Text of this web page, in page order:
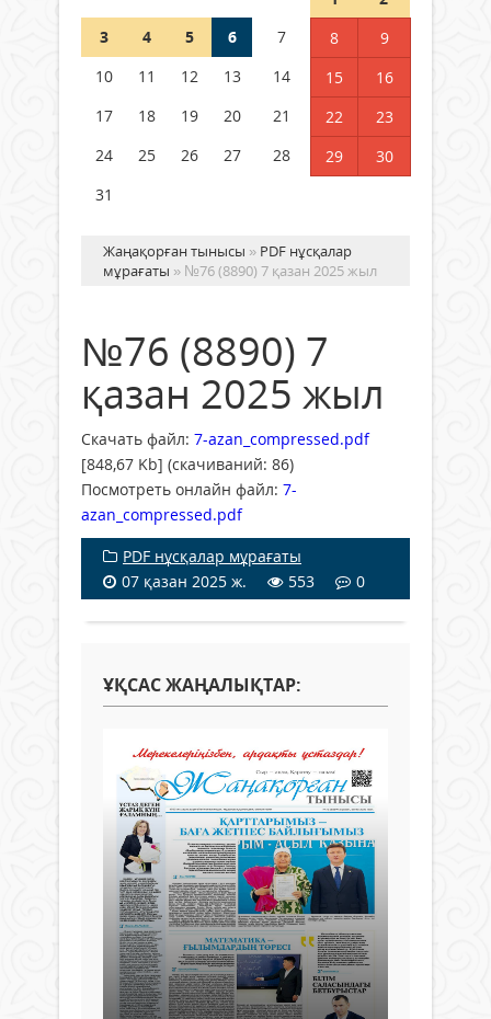
Германия аптап ыстыққа
бастады
04 тамыз 2026 ж.
3
4 5 6 7 8
9
10
11 12 13 14 15
16
17
18 19 20 21 22
23
24
25 26 27 28 29
30
31
Жаңақорған тынысы » PDF нұсқалар
мұрағаты » №76 (8890) 7 қазан 2025 жыл
№76 (8890) 7
қазан 2025 жыл
Скачать файл: 7-azan_compressed.pdf
[848,67 Kb] (cкачиваний: 86)
Посмотреть онлайн файл: 7-
azan_compressed.pdf
PDF нұсқалар мұрағаты
07 қазан 2025 ж.
553 0
ҰҚСАС ЖАҢАЛЫҚТАР: